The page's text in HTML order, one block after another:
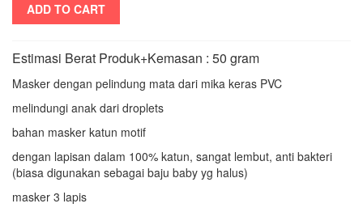
ADD TO CART
Estimasi Berat Produk+Kemasan : 50 gram
Masker dengan pelindung mata dari mika keras PVC
melindungi anak dari droplets
bahan masker katun motif
dengan lapisan dalam 100% katun, sangat lembut, anti bakteri
(biasa digunakan sebagai baju baby yg halus)
masker 3 lapis